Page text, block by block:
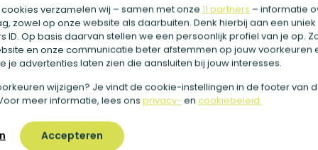
verzamelen wij – samen met onze 11 partners – informatie
zowel op onze website als daarbuiten. Denk hierbij aan een uniek
ID. Op basis daarvan stellen we een persoonlijk profiel van je op.
en onze communicatie beter afstemmen op jouw voorkeuren
je advertenties laten zien die aansluiten bij jouw interesses.
wijzigen? Je vindt de cookie-instellingen in de footer van
meer informatie, lees ons privacy- en cookiebeleid.
Accepteren
tips.Lees hier het volledige artikel.
blog met je vrienden